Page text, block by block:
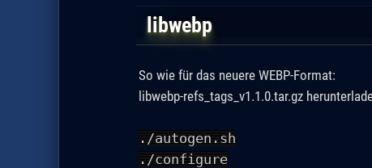
libwebp
So wie für das neuere WEBP-Format:
libwebp-refs_tags_v1.1.0.tar.gz
./autogen.sh
./configure